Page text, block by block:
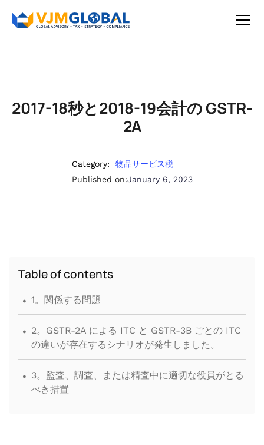
2017-18秒と2018-19会計の GSTR-
2A
Category:
物品サービス税
Published on:January 6, 2023
Table of contents
. 1。関係する問題
. 2。GSTR-2A による ITC と GSTR-3B ごとの ITC
の違いが存在するシナリオが発生しました。
. 3。監査、調査、または精査中に適切な役員がとる
べき措置